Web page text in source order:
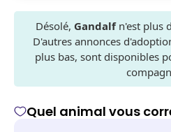
Désolé, Gandalfn'est plus
D'autres annonces
plus bas, sont disponibles
Quel animal vous